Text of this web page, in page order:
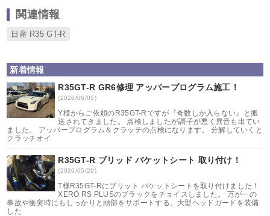
関連情報
日産 R35 GT-R
新着情報
R35GT-R GR6修理 アッパープログラム施工！
(2026/06/05)
Y様からご依頼のR35GT-Rですが『奇数しか入らない』と搬
送されてきました。 点検しましたが調子が悪く異音も出てい
ました。 アッパープログラム＆クラッチの点検になります。 分解していくと
クラッチオイ
R35GT-R ブリッド バケットシート 取り付け！
(2026/05/29)
T様R35GT-Rにブリット バケットシートを取り付けました！
XERO RS PLUSのブラックをチョイスしました。 万が一の
事故や衝突時にもしっかりと頭部をサポートする、大型ヘッドガードを装備
した